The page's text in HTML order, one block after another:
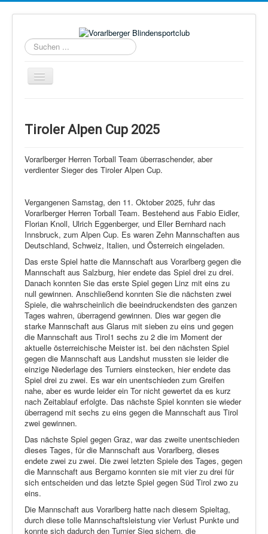
Suchen
...
Navigation
an/aus
Über uns
Schießen
Schi Nordisch
Laufen
Showdown
Datenschutz
Tiroler Alpen Cup 2025
Vorarlberger Herren Torball Team überraschender, aber
verdienter Sieger des Tiroler Alpen Cup.
Vergangenen Samstag, den 11. Oktober 2025, fuhr das
Vorarlberger Herren Torball Team. Bestehend aus Fabio Eidler,
Florian Knoll, Ulrich Eggenberger, und Eller Bernhard nach
Innsbruck, zum Alpen Cup. Es waren Zehn Mannschaften aus
Deutschland, Schweiz, Italien, und Österreich eingeladen.
Das erste Spiel hatte die Mannschaft aus Vorarlberg gegen die
Mannschaft aus Salzburg, hier endete das Spiel drei zu drei.
Danach konnten Sie das erste Spiel gegen Linz mit eins zu
null gewinnen. Anschließend konnten Sie die nächsten zwei
Spiele, die wahrscheinlich die beeindruckendsten des ganzen
Tages wahren, überragend gewinnen. Dies war gegen die
starke Mannschaft aus Glarus mit sieben zu eins und gegen
die Mannschaft aus Tirol1 sechs zu 2 die im Moment der
aktuelle österreichische Meister ist. bei den nächsten Spiel
gegen die Mannschaft aus Landshut mussten sie leider die
einzige Niederlage des Turniers einstecken, hier endete das
Spiel drei zu zwei. Es war ein unentschieden zum Greifen
nahe, aber es wurde leider ein Tor nicht gewertet da es kurz
nach Zeitablauf erfolgte. Das nächste Spiel konnten sie wieder
überragend mit sechs zu eins gegen die Mannschaft aus Tirol
zwei gewinnen.
Das nächste Spiel gegen Graz, war das zweite unentschieden
dieses Tages, für die Mannschaft aus Vorarlberg, dieses
endete zwei zu zwei. Die zwei letzten Spiele des Tages, gegen
die Mannschaft aus Bergamo konnten sie mit vier zu drei für
sich entscheiden und das letzte Spiel gegen Süd Tirol zwo zu
eins.
Die Mannschaft aus Vorarlberg hatte nach diesem Spieltag,
durch diese tolle Mannschaftsleistung vier Verlust Punkte und
konnte sich dadurch den Turnier Sieg sichern. die